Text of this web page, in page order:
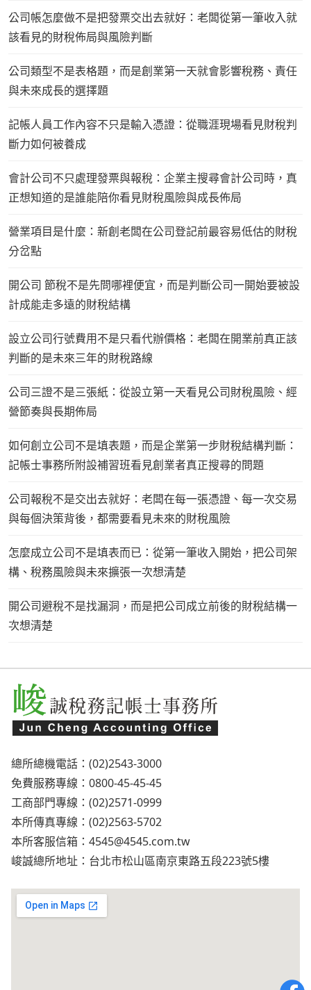
公司帳怎麼做不是把發票交出去就好：老闆從第一筆收入就
該看見的財稅佈局與風險判斷
公司類型不是表格題，而是創業第一天就會影響稅務、責任
與未來成長的選擇題
記帳人員工作內容不只是輸入憑證：從職涯現場看見財稅判
斷力如何被養成
會計公司不只處理發票與報稅：企業主搜尋會計公司時，真
正想知道的是誰能陪你看見財稅風險與成長佈局
營業項目是什麼：新創老闆在公司登記前最容易低估的財稅
分岔點
開公司 節稅不是先問哪裡便宜，而是判斷公司一開始要被設
計成能走多遠的財稅結構
設立公司行號費用不是只看代辦價格：老闆在開業前真正該
判斷的是未來三年的財稅路線
公司三證不是三張紙：從設立第一天看見公司財稅風險、經
營節奏與長期佈局
如何創立公司不是填表題，而是企業第一步財稅結構判斷：
記帳士事務所附設補習班看見創業者真正搜尋的問題
公司報稅不是交出去就好：老闆在每一張憑證、每一次交易
與每個決策背後，都需要看見未來的財稅風險
怎麼成立公司不是填表而已：從第一筆收入開始，把公司架
構、稅務風險與未來擴張一次想清楚
開公司避稅不是找漏洞，而是把公司成立前後的財稅結構一
次想清楚
總所總機電話：(02)2543-3000
免費服務專線：0800-45-45-45
工商部門專線：(02)2571-0999
本所傳真專線：(02)2563-5702
本所客服信箱： 4545@4545.com.tw
峻誠總所地址：台北市松山區南京東路五段223號5樓